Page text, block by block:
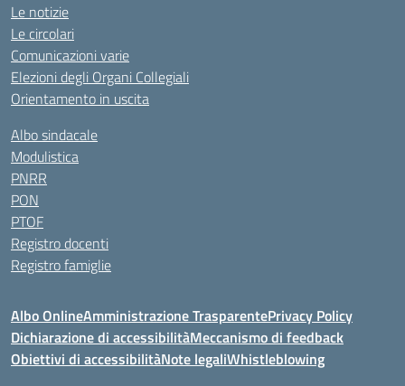
Le notizie
Le circolari
Comunicazioni varie
Elezioni degli Organi Collegiali
Orientamento in uscita
Albo sindacale
Modulistica
PNRR
PON
PTOF
Registro docenti
Registro famiglie
Albo OnlineAmministrazione TrasparentePrivacy Policy
Dichiarazione di accessibilitàMeccanismo di feedback
Obiettivi di accessibilitàNote legaliWhistleblowing